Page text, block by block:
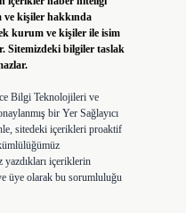
ve kişiler hakkında
kurum ve kişiler ile isim
Sitemizdeki bilgiler taslak
Bilgi Teknolojileri ve
bir Yer Sağlayıcı
sitedeki içerikleri proaktif
yazdıkları içeriklerin
üye olarak bu sorumluluğu